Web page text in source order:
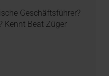
Geschäftsführer?
Kennt Beat Züger